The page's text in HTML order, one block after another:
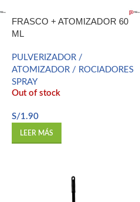
FRASCO + ATOMIZADOR 60
ML
PULVERIZADOR /
ATOMIZADOR / ROCIADORES
SPRAY
Out of stock
S/1.90
LEER MÁS